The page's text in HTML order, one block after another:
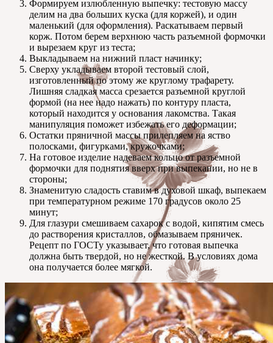
Формируем излюбленную выпечку: тестовую массу
делим на два больших куска (для коржей), и один
маленький (для оформления). Раскатываем первый
корж. Потом берем верхнюю часть разъемной формочки
и вырезаем круг из теста;
Выкладываем на нижний пласт начинку;
Сверху укладываем второй тестовый слой,
изготовленный по этому же круглому трафарету.
Лишняя сладкая масса срезается разъемной круглой
формой (на нее надо нажать) по контуру пласта,
который находится у основания лакомства. Такая
манипуляция поможет избежать его деформации;
Остатки пряничной массы прилепляем на яство
полосками, фигурками, кружочками;
На готовое изделие надеваем кольцо от разъемной
формочки для поднятия вверх при выпекании, но не в
стороны;
Знаменитую сладость ставим в духовой шкаф, выпекаем
при температурном режиме 170 градусов около 25
минут;
Для глазури смешиваем сахарок с водой, кипятим смесь
до растворения кристаллов, обмазываем пряничек.
Рецепт по ГОСТу указывает, что готовая выпечка
должна быть твердой, но не жесткой. В условиях дома
она получается более мягкой.